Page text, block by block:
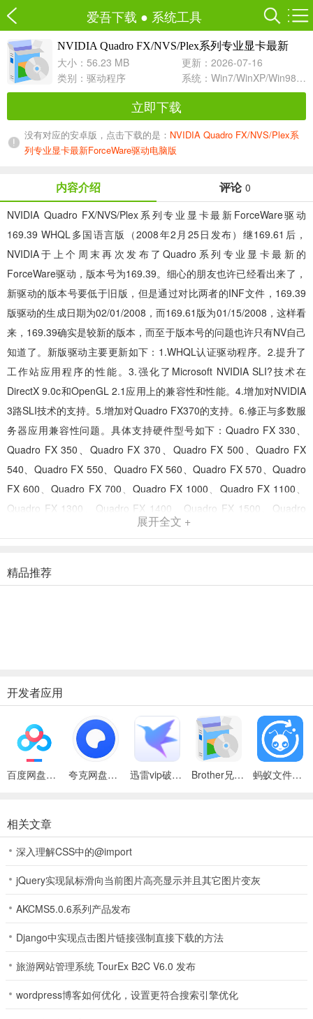
爱吾下载 ● 系统工具
NVIDIA Quadro FX/NVS/Plex系列专业显卡最新
ForceWare驱动
169.39 WHQL多国语言版 For Vista-32
大小：56.23 MB
更新：2026-07-16
类别： 驱动程序 系统：Win7/WinXP/Win98/Win8/Win10兼容软件
立即下载
没有对应的安卓版，点击下载的是： NVIDIA Quadro FX/NVS/Plex系
列专业显卡最新ForceWare驱动电脑版
内容介绍 评论 0
NVIDIA Quadro FX/NVS/Plex系列专业显卡最新ForceWare驱动
169.39 WHQL多国语言版（2008年2月25日发布）继169.61后，
NVIDIA于上个周末再次发布了Quadro系列专业显卡最新的
ForceWare驱动，版本号为169.39。细心的朋友也许已经看出来了，
新驱动的版本号要低于旧版，但是通过对比两者的INF文件，169.39
版驱动的生成日期为02/01/2008，而169.61版为01/15/2008，这样看
来，169.39确实是较新的版本，而至于版本号的问题也许只有NV自己
知道了。新版驱动主要更新如下：1.WHQL认证驱动程序。2.提升了
工作站应用程序的性能。3.强化了Microsoft NVIDIA SLI?技术在
DirectX 9.0c和OpenGL 2.1应用上的兼容性和性能。4.增加对NVIDIA
3路SLI技术的支持。5.增加对Quadro FX370的支持。6.修正与多数服
务器应用兼容性问题。具体支持硬件型号如下：Quadro FX 330、
Quadro FX 350、Quadro FX 370、Quadro FX 500、Quadro FX
540、Quadro FX 550、Quadro FX 560、Quadro FX 570、Quadro
FX 600、Quadro FX 700、Quadro FX 1000、Quadro FX 1100、
Quadro FX 1300、Quadro FX 1400、Quadro FX 1500、Quadro
FX 1700、Quadro FX 2000、Quadro FX 3000、Quadro FX
Quadro FX 3700、Quadro FX 4000、Quadro FX 4400、Quadro
FX 4400G、Quadro FX 4500、Quadro FX 4500 X2、Quadro FX
展开全文 +
精品推荐
开发者应用
百度网盘绿色免安装Pc电脑版 夸克网盘官方正式版 迅雷vip破解版永久会员2024版 Brother兄弟 MFC-8480DN多功能一体机ISIS驱动 蚂蚁文件（数据恢复大师）
相关文章
深入理解CSS中的@import
jQuery实现鼠标滑向当前图片高亮显示并且其它图片变灰
AKCMS5.0.6系列产品发布
Django中实现点击图片链接强制直接下载的方法
旅游网站管理系统 TourEx B2C V6.0 发布
wordpress博客如何优化，设置更符合搜索引擎优化